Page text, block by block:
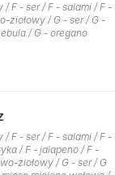
/ F - ser / F - salami / F -
ziołowy / G - ser / G -
/ G - oregano
/ F - ser / F - salami / F -
/ F - jalapeno / F -
ziołowy / G - ser / G